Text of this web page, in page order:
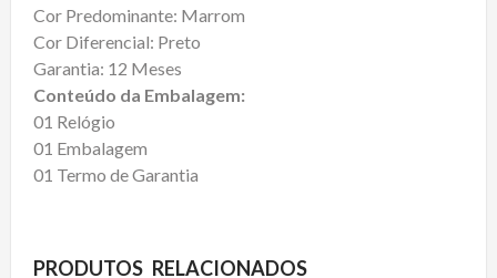
Cor Predominante: Marrom
Cor Diferencial: Preto
Garantia: 12 Meses
Conteúdo da Embalagem:
01 Relógio
01 Embalagem
01 Termo de Garantia
PRODUTOS RELACIONADOS